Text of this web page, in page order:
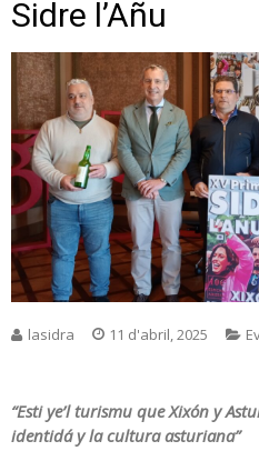
Sidre l’Añu
lasidra 11 d'abril, 2025
“Estiye’l turismu que Xixón y
identidá y la cultura asturiana”